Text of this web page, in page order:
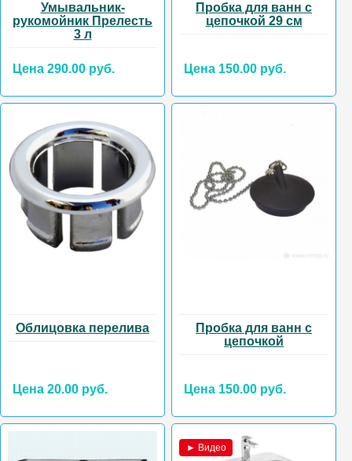
Умывальник-
рукомойник Прелесть
3 л
Цена 290.00 руб.
Пробка для ванн с
цепочкой 29 см
Цена 150.00 руб.
Облицовка перелива
Цена 20.00 руб.
Пробка для ванн с
цепочкой
Цена 150.00 руб.
► Видео